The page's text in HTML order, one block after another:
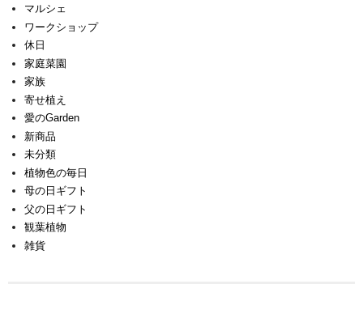
マルシェ
ワークショップ
休日
家庭菜園
家族
寄せ植え
愛のGarden
新商品
未分類
植物色の毎日
母の日ギフト
父の日ギフト
観葉植物
雑貨